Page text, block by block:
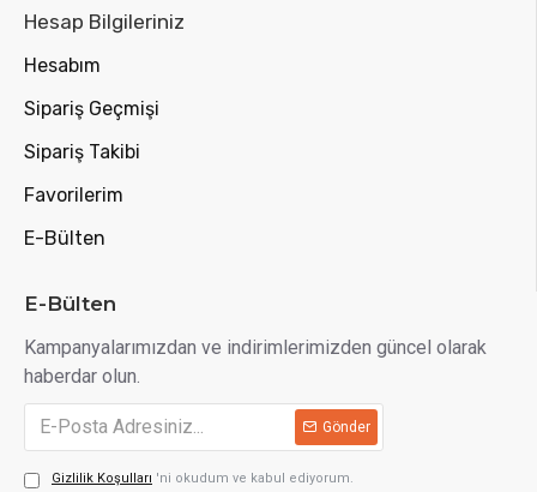
Hesap Bilgileriniz
Hesabım
Sipariş Geçmişi
Sipariş Takibi
Favorilerim
E-Bülten
E-Bülten
Kampanyalarımızdan ve indirimlerimizden güncel olarak
haberdar olun.
Gönder
Gizlilik Koşulları 'ni okudum ve kabul ediyorum.